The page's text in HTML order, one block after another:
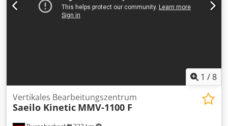
6.000 min⁻¹ • Spindelaufnahme: SK 50 • Spindelleistung/-
drehmoment (Standard): z. B. 18,5 kW und 759 Nm bei 40
1 /8
Vertikales Bearbeitungszentrum
Saeilo Kinetic MMV-1100 F